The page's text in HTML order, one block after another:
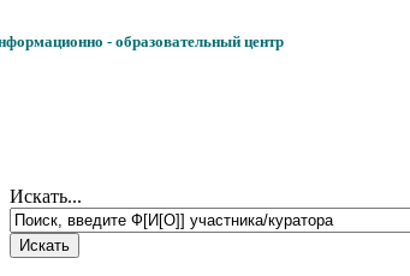
- образовательный центр
Искать...